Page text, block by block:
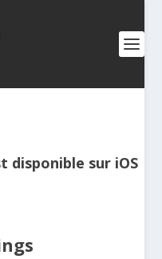
disponible sur iOS